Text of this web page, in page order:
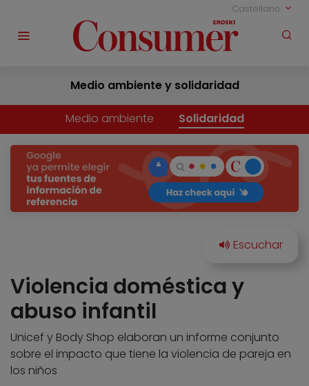
Castellano
Medio ambiente y solidaridad
Medio ambiente Solidaridad
Violencia doméstica y
abuso infantil
Unicef y Body Shop elaboran un informe conjunto
sobre el impacto que tiene la violencia de pareja en
los niños